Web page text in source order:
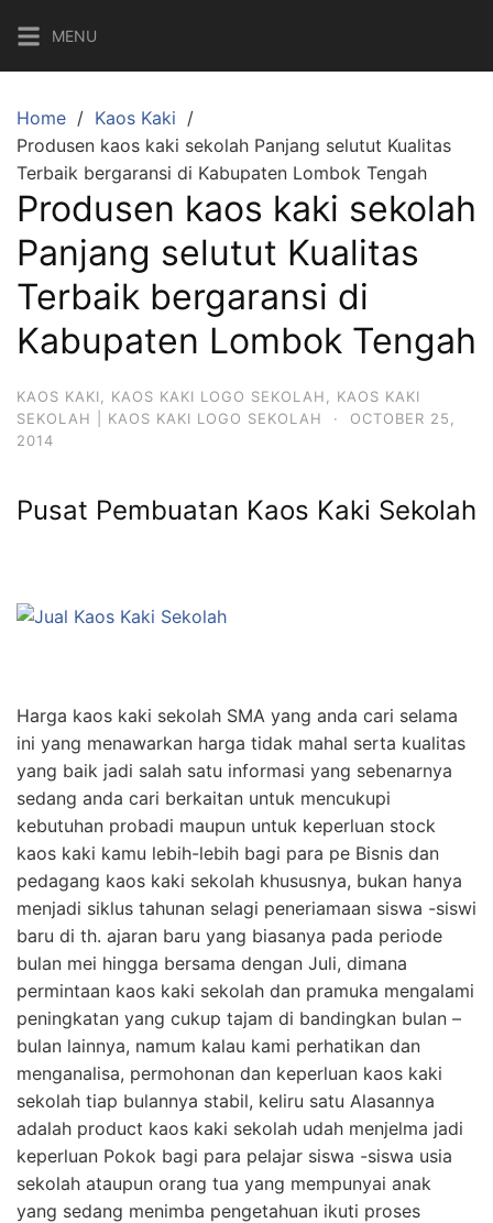
content
MENU
Home
Kaos Kaki
Produsen kaos kaki sekolah Panjang selutut Kualitas
Terbaik bergaransi di Kabupaten Lombok Tengah
Produsen kaos kaki sekolah
Panjang selutut Kualitas
Terbaik bergaransi di
Kabupaten Lombok Tengah
KAOS KAKI KAOS KAKI LOGO SEKOLAH
KAOS KAKI
SEKOLAH | KAOS KAKI LOGO SEKOLAH
·
OCTOBER 25,
2014
Pusat Pembuatan Kaos Kaki Sekolah
Harga kaos kaki sekolah SMA yang anda cari selama
ini yang menawarkan harga tidak mahal serta kualitas
yang baik jadi salah satu informasi yang sebenarnya
sedang anda cari berkaitan untuk mencukupi
kebutuhan probadi maupun untuk keperluan stock
kaos kaki kamu lebih-lebih bagi para pe Bisnis dan
pedagang kaos kaki sekolah khususnya, bukan hanya
menjadi siklus tahunan selagi peneriamaan siswa -siswi
baru di th. ajaran baru yang biasanya pada periode
bulan mei hingga bersama dengan Juli, dimana
permintaan kaos kaki sekolah dan pramuka mengalami
peningkatan yang cukup tajam di bandingkan bulan –
bulan lainnya, namum kalau kami perhatikan dan
menganalisa, permohonan dan keperluan kaos kaki
sekolah tiap bulannya stabil, keliru satu Alasannya
adalah product kaos kaki sekolah udah menjelma jadi
keperluan Pokok bagi para pelajar siswa -siswa usia
sekolah ataupun orang tua yang mempunyai anak
yang sedang menimba pengetahuan ikuti proses